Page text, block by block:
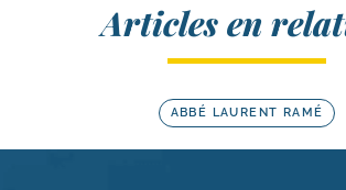
Articles en
ABBÉ LAURENT RAMÉ